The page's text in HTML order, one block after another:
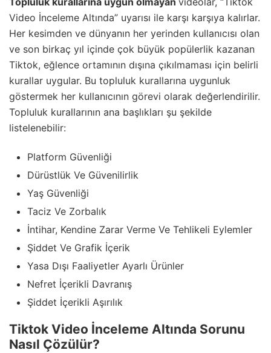
Video İnceleme Altında” uyarısı ile karşı karşıya kalırlar.
Her kesimden ve dünyanın her yerinden kullanıcısı olan
ve son birkaç yıl içinde çok büyük popülerlik kazanan
Tiktok, eğlence ortamının dışına çıkılmaması için belirli
kurallar uygular. Bu topluluk kurallarına uygunluk
göstermek her kullanıcının görevi olarak değerlendirilir.
Topluluk kurallarının ana başlıkları şu şekilde
listelenebilir:
Platform Güvenliği
Dürüstlük Ve Güvenilirlik
Yaş Güvenliği
Taciz Ve Zorbalık
İntihar, Kendine Zarar Verme Ve Tehlikeli Eylemler
Şiddet Ve Grafik İçerik
Yasa Dışı Faaliyetler Ayarlı Ürünler
Nefret İçerikli Davranış
Şiddet İçerikli Aşırılık
Tiktok Video İnceleme Altında Sorunu
Nasıl Çözülür?